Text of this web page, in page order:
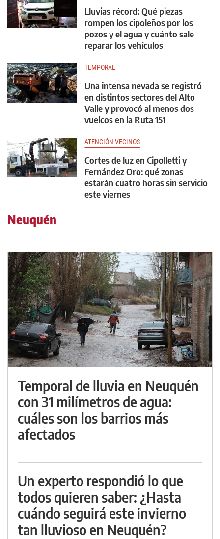
Lluvias récord: Qué piezas
rompen los cipoleños por los
pozos y el agua y cuánto sale
reparar los vehículos
TEMPORAL
Una intensa nevada se registró
en distintos sectores del Alto
Valle y provocó al menos dos
vuelcos en la Ruta 151
ATENCIÓN VECINOS
Cortes de luz en Cipolletti y
Fernández Oro: qué zonas
estarán cuatro horas sin servicio
este viernes
Neuquén
Temporal de lluvia en Neuquén
con 31 milímetros de agua:
cuáles son los barrios más
afectados
Un experto respondió lo que
todos quieren saber: ¿Hasta
cuándo seguirá este invierno
tan lluvioso en Neuquén?